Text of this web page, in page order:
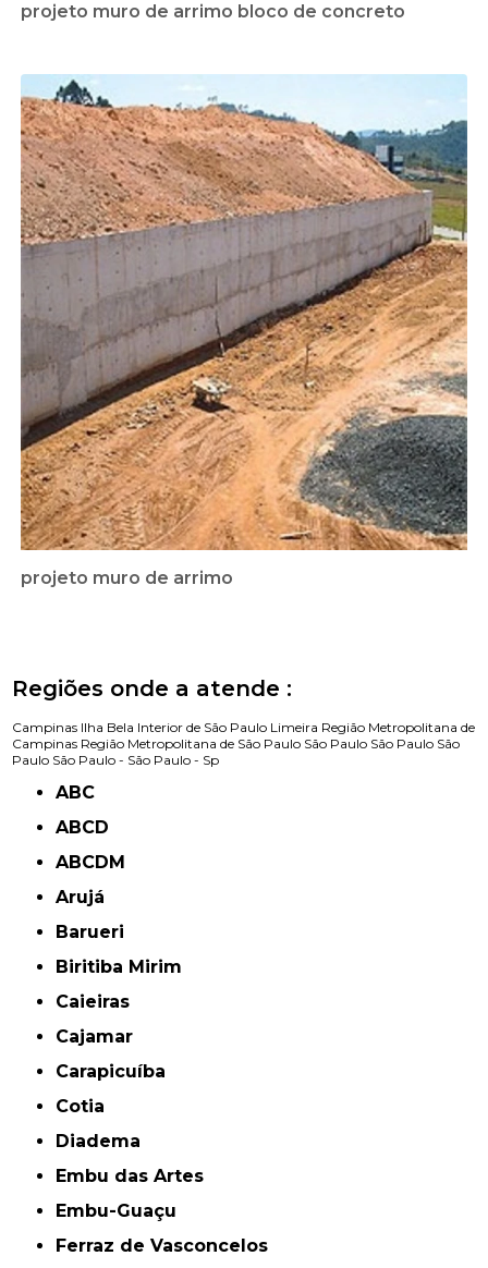
projeto muro de arrimo bloco de concreto
projeto muro de arrimo
Regiões onde a atende :
Campinas Ilha Bela Interior de São Paulo Limeira Região Metropolitana de
Campinas Região Metropolitana de São Paulo São Paulo São Paulo São
Paulo São Paulo - São Paulo - Sp
ABC
ABCD
ABCDM
Arujá
Barueri
Biritiba Mirim
Caieiras
Cajamar
Carapicuíba
Cotia
Diadema
Embu das Artes
Embu-Guaçu
Ferraz de Vasconcelos